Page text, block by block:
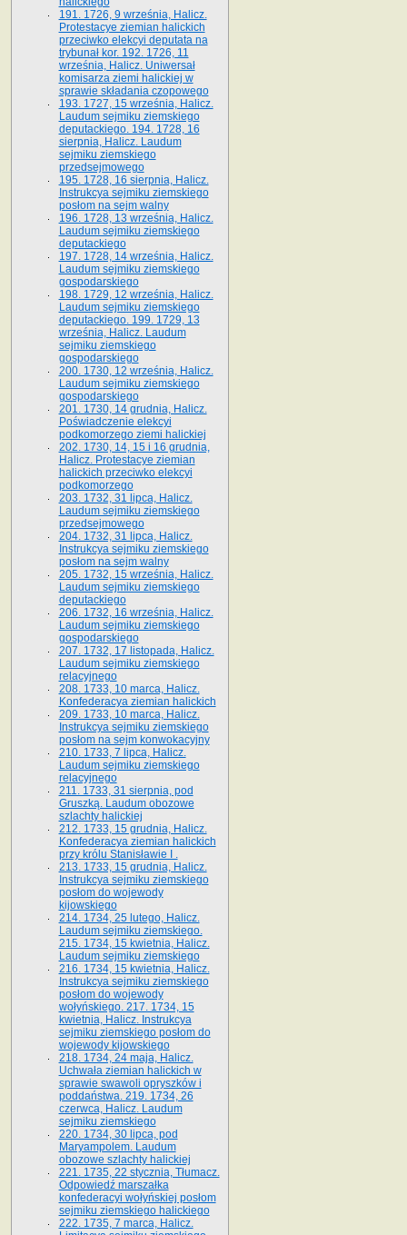
191. 1726, 9 września, Halicz.
Protestacye ziemian halickich
przeciwko elekcyi deputata na
trybunał kor. 192. 1726, 11
września, Halicz. Uniwersał
komisarza ziemi halickiej w
sprawie składania czopowego
193. 1727, 15 września, Halicz.
Laudum sejmiku ziemskiego
deputackiego. 194. 1728, 16
sierpnia, Halicz. Laudum
sejmiku ziemskiego
przedsejmowego
195. 1728, 16 sierpnia, Halicz.
Instrukcya sejmiku ziemskiego
posłom na sejm walny
196. 1728, 13 września, Halicz.
Laudum sejmiku ziemskiego
deputackiego
197. 1728, 14 września, Halicz.
Laudum sejmiku ziemskiego
gospodarskiego
198. 1729, 12 września, Halicz.
Laudum sejmiku ziemskiego
deputackiego. 199. 1729, 13
września, Halicz. Laudum
sejmiku ziemskiego
gospodarskiego
200. 1730, 12 września, Halicz.
Laudum sejmiku ziemskiego
gospodarskiego
201. 1730, 14 grudnia, Halicz.
Poświadczenie elekcyi
podkomorzego ziemi halickiej
202. 1730, 14, 15 i 16 grudnia,
Halicz. Protestacye ziemian
halickich przeciwko elekcyi
podkomorzego
203. 1732, 31 lipca, Halicz.
Laudum sejmiku ziemskiego
przedsejmowego
204. 1732, 31 lipca, Halicz.
Instrukcya sejmiku ziemskiego
posłom na sejm walny
205. 1732, 15 września, Halicz.
Laudum sejmiku ziemskiego
deputackiego
206. 1732, 16 września, Halicz.
Laudum sejmiku ziemskiego
gospodarskiego
207. 1732, 17 listopada, Halicz.
Laudum sejmiku ziemskiego
relacyjnego
208. 1733, 10 marca, Halicz.
Konfederacya ziemian halickich­
209. 1733, 10 marca, Halicz.
Instrukcya sejmiku ziemskiego
posłom na sejm konwokacyjny
210. 1733, 7 lipca, Halicz.
Laudum sejmiku ziemskiego
relacyjnego
211. 1733, 31 sierpnia, pod
Gruszką. Laudum obozowe
szlachty halickiej
212. 1733, 15 grudnia, Halicz.
Konfederacya ziemian halickich
przy królu Stanisławie I .
213. 1733, 15 grudnia, Halicz.
Instrukcya sejmiku ziemskiego
posłom do wojewody
kijowskiego
214. 1734, 25 lutego, Halicz.
Laudum sejmiku ziemskiego.
215. 1734, 15 kwietnia, Halicz.
Laudum sejmiku ziemskiego
216. 1734, 15 kwietnia, Halicz.
Instrukcya sejmiku ziemskiego
posłom do wojewody
wołyńskiego. 217. 1734, 15
kwietnia, Halicz. Instrukcya
sejmiku ziemskiego posłom do
wojewody kijowskiego
218. 1734, 24 maja, Halicz.
Uchwała ziemian halickich w
sprawie swawoli opryszków i
poddaństwa. 219. 1734, 26
czerwca, Halicz. Laudum
sejmiku ziemskiego
220. 1734, 30 lipca, pod
Maryampolem. Laudum
obozowe szlachty halickiej
221. 1735, 22 stycznia, Tłumacz.
Odpowiedź marszałka
konfederacyi wołyńskiej posłom
sejmiku ziemskiego halickiego
222. 1735, 7 marca, Halicz.